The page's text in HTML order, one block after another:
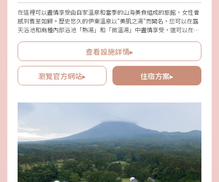
在這裡可以盡情享受由自家溫泉和當季的山海美食組成的旅館，女性會
感到賓至如歸。歷史悠久的伊東溫泉以"美肌之湯"而聞名，您可以在露
天浴池和兩種內部浴池「熱湯」和「微溫湯」中盡情享受，還可以在
膜」。您也可以將「溫泉化妝水」裝入專用瓶中攜帶，所以一定要試試
看。
查看設施詳情▸
瀏覽官方網站▸ 住宿方案▸